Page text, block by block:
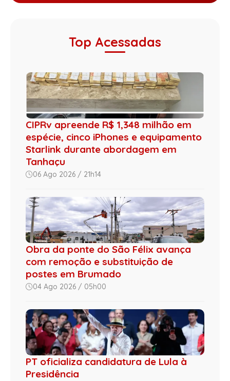
Top Acessadas
CIPRv apreende R$ 1,348 milhão em
espécie, cinco iPhones e equipamento
Starlink durante abordagem em
Tanhaçu
06 Ago 2026 / 21h14
Obra da ponte do São Félix avança
com remoção e substituição de
postes em Brumado
04 Ago 2026 / 05h00
PT oficializa candidatura de Lula à
Presidência